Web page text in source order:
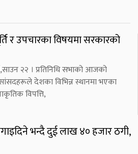
र उपचारका विषयमा सरकारको
२२ । प्रतिनिधि सभाको आजको
देशका विभिन्न स्थानमा भएका
विपत्ति,
भन्दै दुई लाख ४० हजार ठगी,